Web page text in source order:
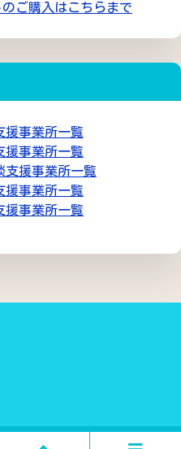
ご購入はこちらまで
援事業所一覧
援事業所一覧
支援事業所一覧
援事業所一覧
援事業所一覧
等デイサービス検索